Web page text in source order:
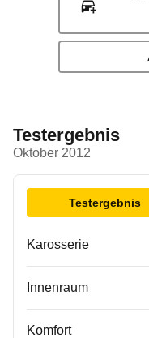
Testergebnis
Oktober 2012
Testergebnis
Karosserie
Innenraum
Komfort